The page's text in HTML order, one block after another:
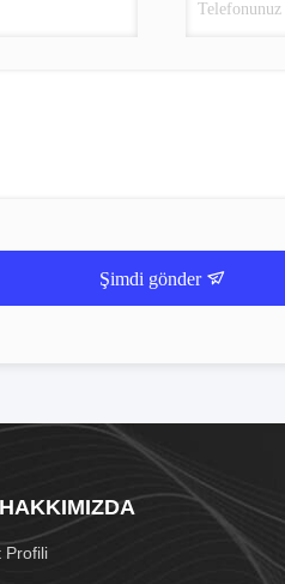
Şimdi gönder
Profili